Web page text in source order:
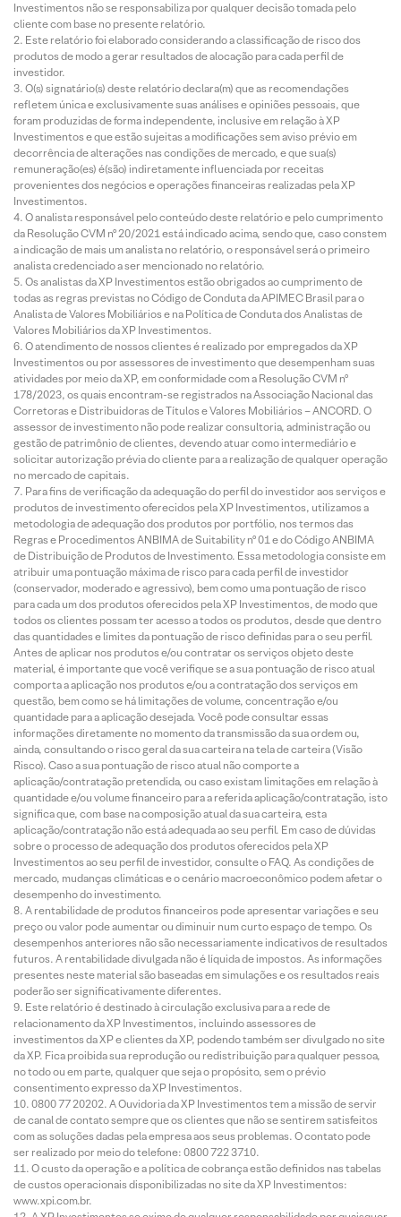
Investimentos não se responsabiliza por qualquer decisão tomada pelo
cliente com base no presente relatório.
Este relatório foi elaborado considerando a classificação de risco dos
produtos de modo a gerar resultados de alocação para cada perfil de
investidor.
O(s) signatário(s) deste relatório declara(m) que as recomendações
refletem única e exclusivamente suas análises e opiniões pessoais, que
foram produzidas de forma independente, inclusive em relação à XP
Investimentos e que estão sujeitas a modificações sem aviso prévio em
decorrência de alterações nas condições de mercado, e que sua(s)
remuneração(es) é(são) indiretamente influenciada por receitas
provenientes dos negócios e operações financeiras realizadas pela XP
Investimentos.
O analista responsável pelo conteúdo deste relatório e pelo cumprimento
da Resolução CVM nº 20/2021 está indicado acima, sendo que, caso constem
a indicação de mais um analista no relatório, o responsável será o primeiro
analista credenciado a ser mencionado no relatório.
Os analistas da XP Investimentos estão obrigados ao cumprimento de
todas as regras previstas no Código de Conduta da APIMEC Brasil para o
Analista de Valores Mobiliários e na Política de Conduta dos Analistas de
Valores Mobiliários da XP Investimentos.
O atendimento de nossos clientes é realizado por empregados da XP
Investimentos ou por assessores de investimento que desempenham suas
atividades por meio da XP, em conformidade com a Resolução CVM nº
178/2023, os quais encontram-se registrados na Associação Nacional das
Corretoras e Distribuidoras de Títulos e Valores Mobiliários – ANCORD. O
assessor de investimento não pode realizar consultoria, administração ou
gestão de patrimônio de clientes, devendo atuar como intermediário e
solicitar autorização prévia do cliente para a realização de qualquer operação
no mercado de capitais.
Para fins de verificação da adequação do perfil do investidor aos serviços e
produtos de investimento oferecidos pela XP Investimentos, utilizamos a
metodologia de adequação dos produtos por portfólio, nos termos das
Regras e Procedimentos ANBIMA de Suitability nº 01 e do Código ANBIMA
de Distribuição de Produtos de Investimento. Essa metodologia consiste em
atribuir uma pontuação máxima de risco para cada perfil de investidor
(conservador, moderado e agressivo), bem como uma pontuação de risco
para cada um dos produtos oferecidos pela XP Investimentos, de modo que
todos os clientes possam ter acesso a todos os produtos, desde que dentro
das quantidades e limites da pontuação de risco definidas para o seu perfil.
Antes de aplicar nos produtos e/ou contratar os serviços objeto deste
material, é importante que você verifique se a sua pontuação de risco atual
comporta a aplicação nos produtos e/ou a contratação dos serviços em
questão, bem como se há limitações de volume, concentração e/ou
quantidade para a aplicação desejada. Você pode consultar essas
informações diretamente no momento da transmissão da sua ordem ou,
ainda, consultando o risco geral da sua carteira na tela de carteira (Visão
Risco). Caso a sua pontuação de risco atual não comporte a
aplicação/contratação pretendida, ou caso existam limitações em relação à
quantidade e/ou volume financeiro para a referida aplicação/contratação, isto
significa que, com base na composição atual da sua carteira, esta
aplicação/contratação não está adequada ao seu perfil. Em caso de dúvidas
sobre o processo de adequação dos produtos oferecidos pela XP
Investimentos ao seu perfil de investidor, consulte o FAQ. As condições de
mercado, mudanças climáticas e o cenário macroeconômico podem afetar o
desempenho do investimento.
A rentabilidade de produtos financeiros pode apresentar variações e seu
preço ou valor pode aumentar ou diminuir num curto espaço de tempo. Os
desempenhos anteriores não são necessariamente indicativos de resultados
futuros. A rentabilidade divulgada não é líquida de impostos. As informações
presentes neste material são baseadas em simulações e os resultados reais
poderão ser significativamente diferentes.
Este relatório é destinado à circulação exclusiva para a rede de
relacionamento da XP Investimentos, incluindo assessores de
investimentos da XP e clientes da XP, podendo também ser divulgado no site
da XP. Fica proibida sua reprodução ou redistribuição para qualquer pessoa,
no todo ou em parte, qualquer que seja o propósito, sem o prévio
consentimento expresso da XP Investimentos.
0800 77 20202. A Ouvidoria da XP Investimentos tem a missão de servir
de canal de contato sempre que os clientes que não se sentirem satisfeitos
com as soluções dadas pela empresa aos seus problemas. O contato pode
ser realizado por meio do telefone: 0800 722 3710.
O custo da operação e a política de cobrança estão definidos nas tabelas
de custos operacionais disponibilizadas no site da XP Investimentos:
www.xpi.com.br.